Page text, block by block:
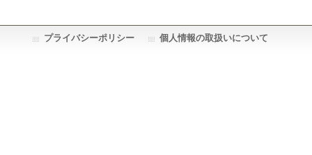
プライバシーポリシー 個人情報の取扱いについて